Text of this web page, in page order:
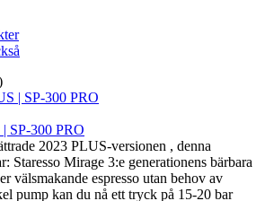
SP-300 PRO
2023 PLUS-versionen , denna
Staresso Mirage 3:e generationens bärbara
välsmakande espresso utan behov av
pump kan du nå ett tryck på 15-20 bar